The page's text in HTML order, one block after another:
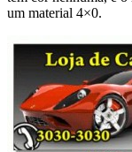
um material 4×0.